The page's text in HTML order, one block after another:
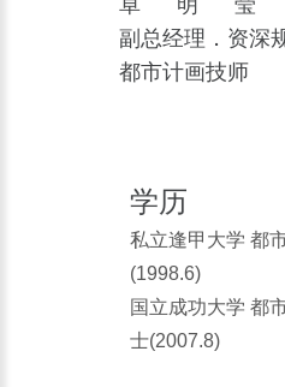
副总经理．资深
都市计画技师
学历
私立逢甲大学 都
(1998.6)
国立成功大学 都
士(2007.8)